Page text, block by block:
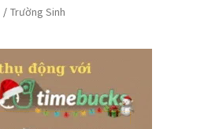
Trường Sinh